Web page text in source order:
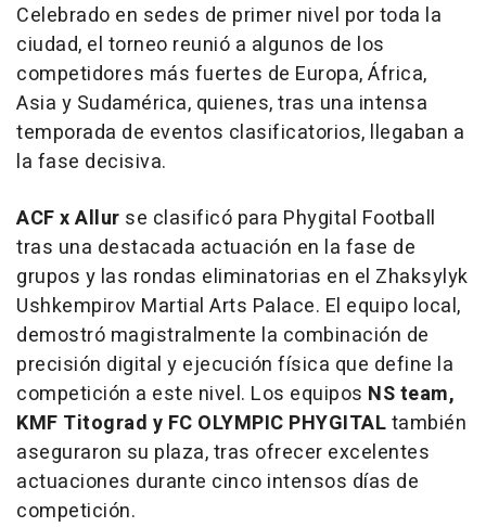
Celebrado en sedes de primer nivel por toda la
ciudad, el torneo reunió a algunos de los
competidores más fuertes de Europa, África,
Asia y Sudamérica, quienes, tras una intensa
temporada de eventos clasificatorios, llegaban a
la fase decisiva.
ACF x Allur se clasificó para Phygital Football
tras una destacada actuación en la fase de
grupos y las rondas eliminatorias en el Zhaksylyk
Ushkempirov Martial Arts Palace. El equipo local,
demostró magistralmente la combinación de
precisión digital y ejecución física que define la
competición a este nivel. Los equipos NS team,
KMF Titograd y FC OLYMPIC PHYGITALtambién
aseguraron su plaza, tras ofrecer excelentes
actuaciones durante cinco intensos días de
competición.